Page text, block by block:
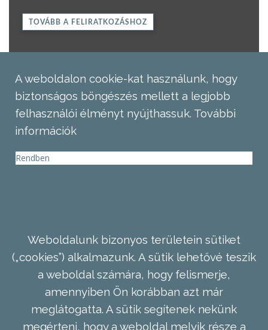
TOVÁBB A FELIRATKOZÁSHOZ
A weboldalon cookie-kat használunk, hogy
biztonságos böngészés mellett a legjobb
felhasználói élményt nyújthassuk. További
információk
Rendben
Weboldalunk bizonyos területein sütiket
(„cookies”) alkalmazunk. A sütik lehetővé teszik
a weboldal számára, hogy felismerje,
amennyiben Ön korábban azt már
meglátogatta. A sütik segítenek nekünk
megérteni, hogy a weboldal melyik része a